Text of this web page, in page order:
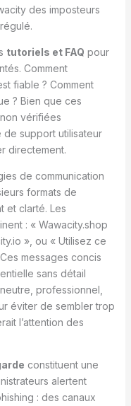
des imposteurs
tutoriels et FAQ pour
Comment
fiable ? Comment
? Bien que ces
vérifiées
de support utilisateur
directement.
de communication
formats de
et clarté. Les
: « Wawacity.shop
», ou « Utilisez ce
messages concis
sans détail
professionnel,
éviter de sembler trop
l’attention des
constituent une
alertent
: des canaux